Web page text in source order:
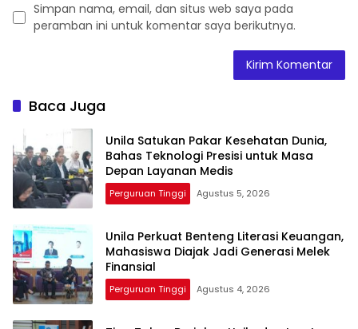
Simpan nama, email, dan situs web saya pada
peramban ini untuk komentar saya berikutnya.
Baca Juga
Unila Satukan Pakar Kesehatan Dunia,
Bahas Teknologi Presisi untuk Masa
Depan Layanan Medis
Perguruan Tinggi Agustus 5, 2026
Unila Perkuat Benteng Literasi Keuangan,
Mahasiswa Diajak Jadi Generasi Melek
Finansial
Perguruan Tinggi Agustus 4, 2026